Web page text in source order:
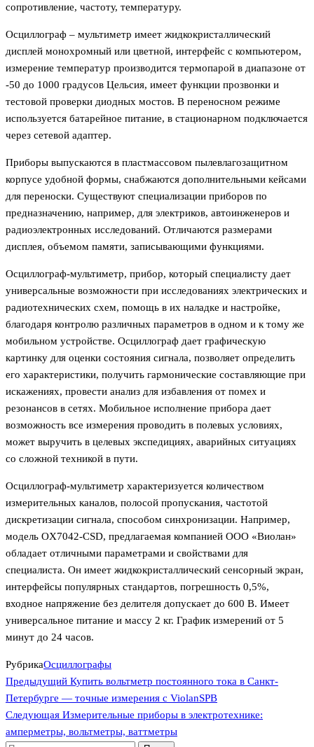
сопротивление, частоту, температуру.
Осциллограф – мультиметр имеет жидкокристаллический
дисплей монохромный или цветной, интерфейс с компьютером,
измерение температур производится термопарой в диапазоне от
-50 до 1000 градусов Цельсия, имеет функции прозвонки и
тестовой проверки диодных мостов. В переносном режиме
используется батарейное питание, в стационарном подключается
через сетевой адаптер.
Приборы выпускаются в пластмассовом пылевлагозащитном
корпусе удобной формы, снабжаются дополнительными кейсами
для переноски. Существуют специализации приборов по
предназначению, например, для электриков, автоинженеров и
радиоэлектронных исследований. Отличаются размерами
дисплея, объемом памяти, записывающими функциями.
Осциллограф-мультиметр, прибор, который специалисту дает
универсальные возможности при исследованиях электрических и
радиотехнических схем, помощь в их наладке и настройке,
благодаря контролю различных параметров в одном и к тому же
мобильном устройстве. Осциллограф дает графическую
картинку для оценки состояния сигнала, позволяет определить
его характеристики, получить гармонические составляющие при
искажениях, провести анализ для избавления от помех и
резонансов в сетях. Мобильное исполнение прибора дает
возможность все измерения проводить в полевых условиях,
может выручить в целевых экспедициях, аварийных ситуациях
со сложной техникой в пути.
Осциллограф-мультиметр характеризуется количеством
измерительных каналов, полосой пропускания, частотой
дискретизации сигнала, способом синхронизации. Например,
модель OX7042-CSD, предлагаемая компанией ООО «Виолан»
обладает отличными параметрами и свойствами для
специалиста. Он имеет жидкокристаллический сенсорный экран,
интерфейсы популярных стандартов, погрешность 0,5%,
входное напряжение без делителя допускает до 600 В. Имеет
универсальное питание и массу 2 кг. График измерений от 5
минут до 24 часов.
РубрикаОсциллографы
Навигация
по
записям
Предыдущая
запись
Предыдущий Купить вольтметр постоянного тока в Санкт-
Петербурге — точные измерения с ViolanSPB
Следующая
запись
Следующая Измерительные приборы в электротехнике:
амперметры, вольтметры, ваттметры